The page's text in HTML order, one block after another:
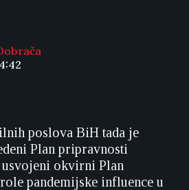
poslova BiH tada je
Plan pripravnosti
okvirni Plan
pandemijske influence u